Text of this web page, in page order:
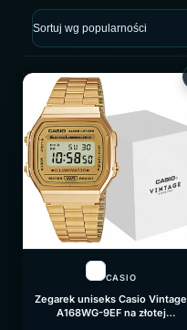
CASIO
Zegarek uniseks Casio Vintage
A168WG-9EF na złotej